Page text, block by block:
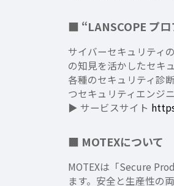
■ “LANSCOPE プ
サイバーセキュリティ
の知見を活かしたセキ
各種のセキュリティ診
つセキュリティエンジ
▶ サービスサイト
■ MOTEXについて
MOTEXは「Secure
ます。安全と生産性の